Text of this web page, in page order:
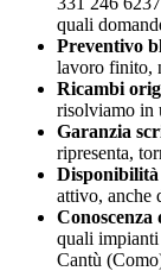
quali
Preventivo
lavoro finito,
Ricambi
risolviamo in
Garanzia
ripresenta,
Disponibilità
attivo, anche
quali impianti
Cantù